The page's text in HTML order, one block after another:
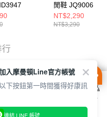
閒鞋 JQ9006
NT$2,290
NT$3,290
行
用 cookie 方式之詳情，及若您不希
cookie 設定，請參閱本網站「
隱私
站即表示您同意本公司得按本網站使
入摩曼頓Line官方帳號
下按鈕第一時間獲得好康訊
連結 LINE 帳號